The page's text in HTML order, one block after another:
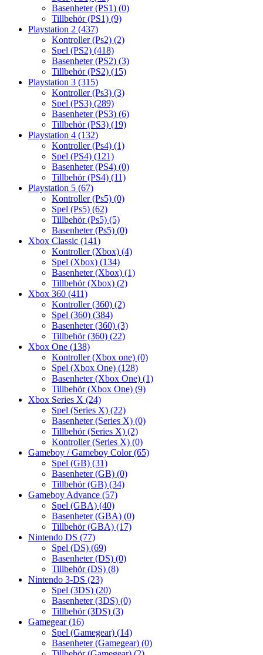
Basenheter (PS1) (0)
Tillbehör (PS1) (9)
Playstation 2 (437)
Kontroller (Ps2) (2)
Spel (PS2) (418)
Basenheter (PS2) (3)
Tillbehör (PS2) (15)
Playstation 3 (315)
Kontroller (Ps3) (3)
Spel (PS3) (289)
Basenheter (PS3) (6)
Tillbehör (PS3) (19)
Playstation 4 (132)
Kontroller (Ps4) (1)
Spel (PS4) (121)
Basenheter (PS4) (0)
Tillbehör (PS4) (11)
Playstation 5 (67)
Kontroller (Ps5) (0)
Spel (Ps5) (62)
Tillbehör (Ps5) (5)
Basenheter (Ps5) (0)
Xbox Classic (141)
Kontroller (Xbox) (4)
Spel (Xbox) (134)
Basenheter (Xbox) (1)
Tillbehör (Xbox) (2)
Xbox 360 (411)
Kontroller (360) (2)
Spel (360) (384)
Basenheter (360) (3)
Tillbehör (360) (22)
Xbox One (138)
Kontroller (Xbox one) (0)
Spel (Xbox One) (128)
Basenheter (Xbox One) (1)
Tillbehör (Xbox One) (9)
Xbox Series X (24)
Spel (Series X) (22)
Basenheter (Series X) (0)
Tillbehör (Series X) (2)
Kontroller (Series X) (0)
Gameboy / Gameboy Color(65)
Spel (GB) (31)
Basenheter (GB) (0)
Tillbehör (GB) (34)
Gameboy Advance (57)
Spel (GBA) (40)
Basenheter (GBA) (0)
Tillbehör (GBA) (17)
Nintendo DS (77)
Spel (DS) (69)
Basenheter (DS) (0)
Tillbehör (DS) (8)
Nintendo 3-DS (23)
Spel (3DS) (20)
Basenheter (3DS) (0)
Tillbehör (3DS) (3)
Gamegear(16)
Spel (Gamegear) (14)
Basenheter (Gamegear) (0)